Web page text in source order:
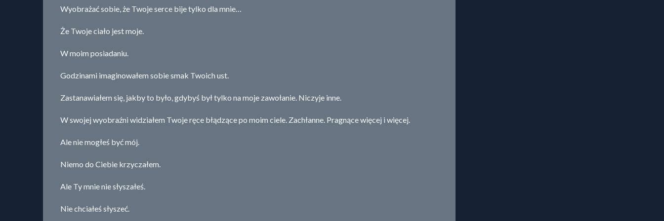
Wyobrażać sobie, że Twoje serce bije tylko dla mnie…
Że Twoje ciało jest moje.
W moim posiadaniu.
Godzinami imaginowałem sobie smak Twoich ust.
Zastanawiałem się, jakby to było, gdybyś był tylko na moje zawołanie. Niczyje inne.
W swojej wyobraźni widziałem Twoje ręce błądzące po moim ciele. Zachłanne. Pragnące więcej i więcej.
Ale nie mogłeś być mój.
Niemo do Ciebie krzyczałem.
Ale Ty mnie nie słyszałeś.
Nie chciałeś słyszeć.